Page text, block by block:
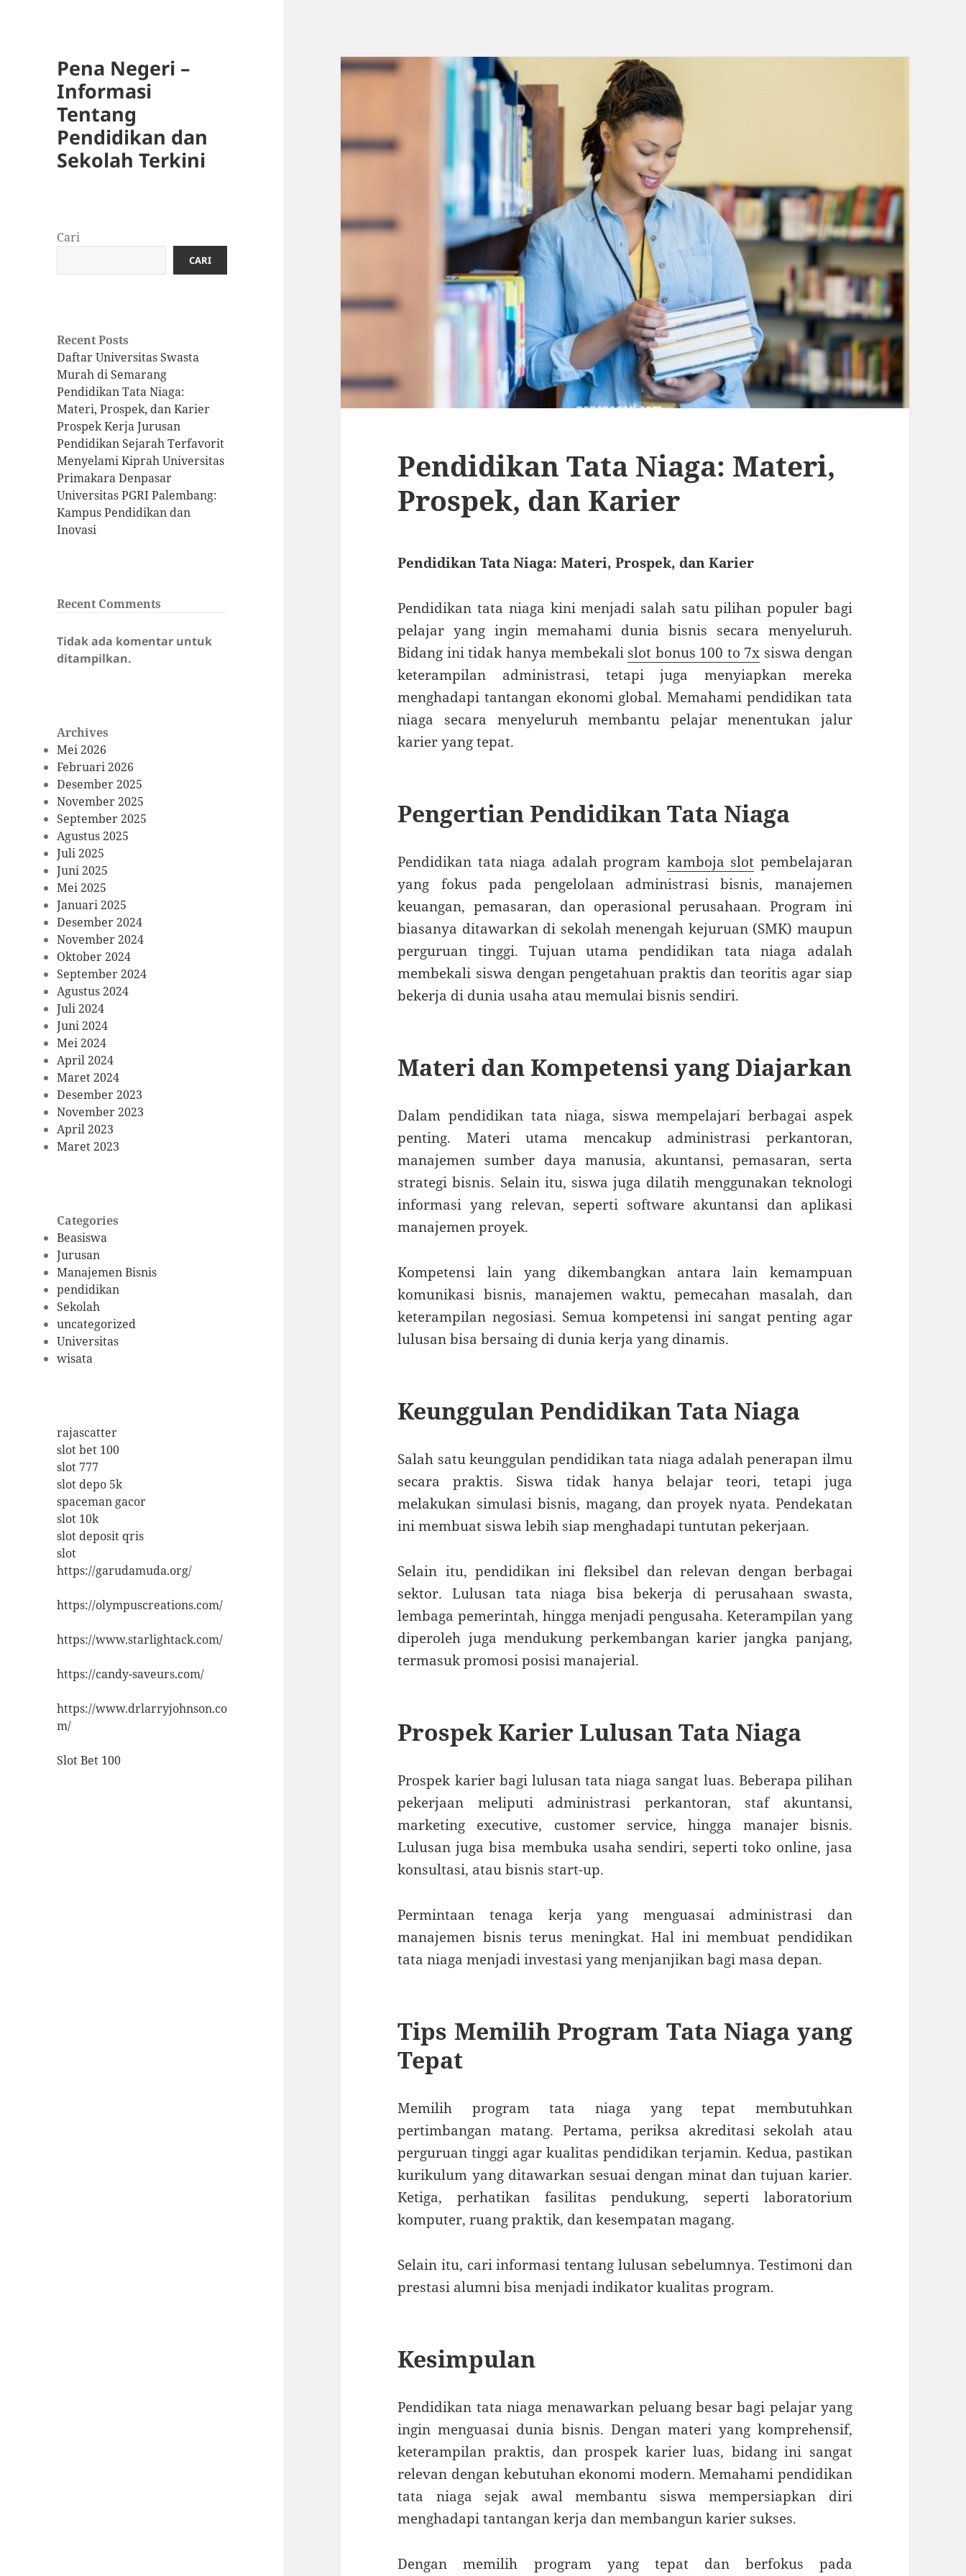
Pena Negeri –
Informasi
Tentang
Pendidikan dan
Sekolah Terkini
Cari
CARI
Recent Posts
Daftar Universitas Swasta
Murah di Semarang
Pendidikan Tata Niaga:
Materi, Prospek, dan Karier
Prospek Kerja Jurusan
Pendidikan Sejarah Terfavorit
Menyelami Kiprah Universitas
Primakara Denpasar
Universitas PGRI Palembang:
Kampus Pendidikan dan
Inovasi
Recent Comments
Tidak ada komentar untuk
ditampilkan.
Archives
Mei 2026
Februari 2026
Desember 2025
November 2025
September 2025
Agustus 2025
Juli 2025
Juni 2025
Mei 2025
Januari 2025
Desember 2024
November 2024
Oktober 2024
September 2024
Agustus 2024
Juli 2024
Juni 2024
Mei 2024
April 2024
Maret 2024
Desember 2023
November 2023
April 2023
Maret 2023
Categories
Beasiswa
Jurusan
Manajemen Bisnis
pendidikan
Sekolah
uncategorized
Universitas
wisata
rajascatter
slot bet 100
slot 777
slot depo 5k
spaceman gacor
slot 10k
slot deposit qris
slot
https://garudamuda.org/
https://olympuscreations.com/
https://www.starlightack.com/
https://candy-saveurs.com/
https://www.drlarryjohnson.co
m/
Slot Bet 100
Pendidikan Tata Niaga: Materi,
Prospek, dan Karier
Pendidikan Tata Niaga: Materi, Prospek, dan Karier
Pendidikan tata niaga kini menjadi salah satu pilihan populer bagi
pelajar yang ingin memahami dunia bisnis secara menyeluruh.
Bidang ini tidak hanya membekali slot bonus 100 to 7x siswa dengan
keterampilan administrasi, tetapi juga menyiapkan mereka
menghadapi tantangan ekonomi global. Memahami pendidikan tata
niaga secara menyeluruh membantu pelajar menentukan jalur
karier yang tepat.
Pengertian Pendidikan Tata Niaga
Pendidikan tata niaga adalah program kamboja slot pembelajaran
yang fokus pada pengelolaan administrasi bisnis, manajemen
keuangan, pemasaran, dan operasional perusahaan. Program ini
biasanya ditawarkan di sekolah menengah kejuruan (SMK) maupun
perguruan tinggi. Tujuan utama pendidikan tata niaga adalah
membekali siswa dengan pengetahuan praktis dan teoritis agar siap
bekerja di dunia usaha atau memulai bisnis sendiri.
Materi dan Kompetensi yang Diajarkan
Dalam pendidikan tata niaga, siswa mempelajari berbagai aspek
penting. Materi utama mencakup administrasi perkantoran,
manajemen sumber daya manusia, akuntansi, pemasaran, serta
strategi bisnis. Selain itu, siswa juga dilatih menggunakan teknologi
informasi yang relevan, seperti software akuntansi dan aplikasi
manajemen proyek.
Kompetensi lain yang dikembangkan antara lain kemampuan
komunikasi bisnis, manajemen waktu, pemecahan masalah, dan
keterampilan negosiasi. Semua kompetensi ini sangat penting agar
lulusan bisa bersaing di dunia kerja yang dinamis.
Keunggulan Pendidikan Tata Niaga
Salah satu keunggulan pendidikan tata niaga adalah penerapan ilmu
secara praktis. Siswa tidak hanya belajar teori, tetapi juga
melakukan simulasi bisnis, magang, dan proyek nyata. Pendekatan
ini membuat siswa lebih siap menghadapi tuntutan pekerjaan.
Selain itu, pendidikan ini fleksibel dan relevan dengan berbagai
sektor. Lulusan tata niaga bisa bekerja di perusahaan swasta,
lembaga pemerintah, hingga menjadi pengusaha. Keterampilan yang
diperoleh juga mendukung perkembangan karier jangka panjang,
termasuk promosi posisi manajerial.
Prospek Karier Lulusan Tata Niaga
Prospek karier bagi lulusan tata niaga sangat luas. Beberapa pilihan
pekerjaan meliputi administrasi perkantoran, staf akuntansi,
marketing executive, customer service, hingga manajer bisnis.
Lulusan juga bisa membuka usaha sendiri, seperti toko online, jasa
konsultasi, atau bisnis start-up.
Permintaan tenaga kerja yang menguasai administrasi dan
manajemen bisnis terus meningkat. Hal ini membuat pendidikan
tata niaga menjadi investasi yang menjanjikan bagi masa depan.
Tips Memilih Program Tata Niaga yang
Tepat
Memilih program tata niaga yang tepat membutuhkan
pertimbangan matang. Pertama, periksa akreditasi sekolah atau
perguruan tinggi agar kualitas pendidikan terjamin. Kedua, pastikan
kurikulum yang ditawarkan sesuai dengan minat dan tujuan karier.
Ketiga, perhatikan fasilitas pendukung, seperti laboratorium
komputer, ruang praktik, dan kesempatan magang.
Selain itu, cari informasi tentang lulusan sebelumnya. Testimoni dan
prestasi alumni bisa menjadi indikator kualitas program.
Kesimpulan
Pendidikan tata niaga menawarkan peluang besar bagi pelajar yang
ingin menguasai dunia bisnis. Dengan materi yang komprehensif,
keterampilan praktis, dan prospek karier luas, bidang ini sangat
relevan dengan kebutuhan ekonomi modern. Memahami pendidikan
tata niaga sejak awal membantu siswa mempersiapkan diri
menghadapi tantangan kerja dan membangun karier sukses.
Dengan memilih program yang tepat dan berfokus pada